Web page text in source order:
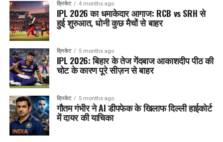
क्रिकेट 4 months ago
IPL 2026 का धमाकेदार आगाज: RCB vs SRH से
हुई शुरुआत, धोनी कुछ मैचों से बाहर
क्रिकेट 5 months ago
IPL 2026: बिहार के तेज गेंदबाज आकाशदीप पीठ की
चोट के कारण पूरे सीज़न से बाहर
क्रिकेट 5 months ago
गौतम गंभीर ने AI डीपफेक के खिलाफ दिल्ली हाईकोर्ट
में दायर की याचिका